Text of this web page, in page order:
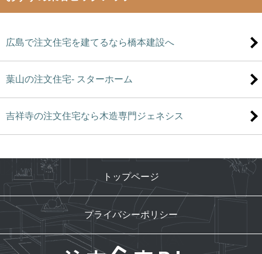
広島で注文住宅を建てるなら橋本建設へ
葉山の注文住宅- スターホーム
吉祥寺の注文住宅なら木造専門ジェネシス
トップページ
プライバシーポリシー